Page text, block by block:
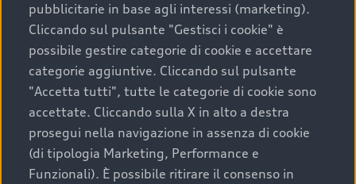
Scegliere un’auto usata è una decisione che coniuga
convenienza, affidabilità e sostenibilità. Per fare un
acquisto sicuro, è essenziale considerare aspetti
determinanti come la garanzia inclusa e l’affidabilità del
marchio. Audi offre l’auto usata perfetta tramite Audi
Prima Scelta :plus
pubblicitarie in base agli interessi (marketing).
Cliccando sul pulsante "Gestisci i cookie" è
possibile gestire categorie di cookie e accettare
categorie aggiuntive. Cliccando sul pulsante
"Accetta tutti", tutte le categorie di cookie sono
accettate. Cliccando sulla X in alto a destra
prosegui nella navigazione in assenza di cookie
(di tipologia Marketing, Performance e
Funzionali). È possibile ritirare il consenso in